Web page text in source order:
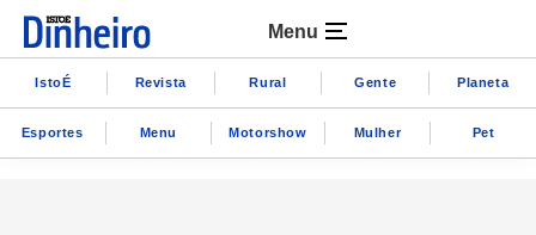
Menu
IstoÉ Revista Rural Gente Planeta
Esportes Menu Motorshow Mulher Pet